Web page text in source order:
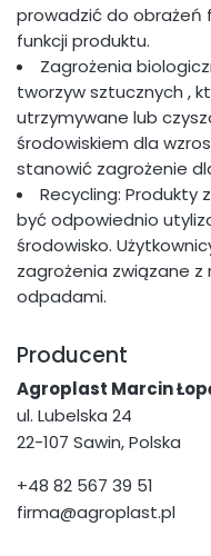
prowadzić do obrażeń
funkcji produktu.
Zagrożenia
tworzyw sztucznych ,
utrzymywane lub
środowiskiem dla
stanowić zagrożenie
Recycling: Produkty
być odpowiednio
środowisko.
zagrożenia związane z
odpadami.
Producent
Agroplast Marcin
ul. Lubelska 24
22-107 Sawin, Polska
+48 82 567 39 51
firma@agroplast.pl